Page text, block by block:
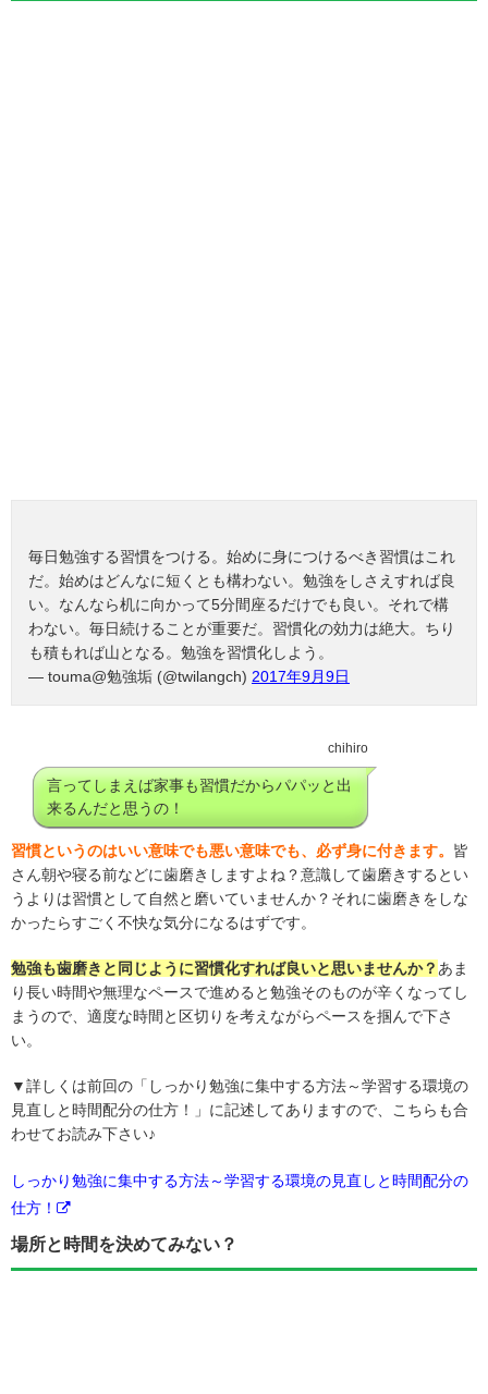
毎日勉強する習慣をつける。始めに身につけるべき習慣はこれ
だ。始めはどんなに短くとも構わない。勉強をしさえすれば良
い。なんなら机に向かって5分間座るだけでも良い。それで構
わない。毎日続けることが重要だ。習慣化の効力は絶大。ちり
も積もれば山となる。勉強を習慣化しよう。
— touma@勉強垢 (@twilangch) 2017年9月9日
chihiro
言ってしまえば家事も習慣だからパパッと出
来るんだと思うの！
習慣というのはいい意味でも悪い意味でも、必ず身に付きます。 皆
さん朝や寝る前などに歯磨きしますよね？意識して歯磨きするとい
うよりは習慣として自然と磨いていませんか？それに歯磨きをしな
かったらすごく不快な気分になるはずです。
勉強も歯磨きと同じように習慣化すれば良いと思いませんか？あま
り長い時間や無理なペースで進めると勉強そのものが辛くなってし
まうので、適度な時間と区切りを考えながらペースを掴んで下さ
い。
▼詳しくは前回の「しっかり勉強に集中する方法～学習する環境の
見直しと時間配分の仕方！」に記述してありますので、こちらも合
わせてお読み下さい♪
しっかり勉強に集中する方法～学習する環境の見直しと時間配分の
仕方！
場所と時間を決めてみない？